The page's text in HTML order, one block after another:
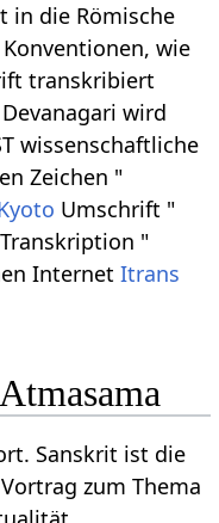
in die Römische
wie
transkribiert
wird
wissenschaftliche
Zeichen "
Umschrift "
Transkription "
InternetItrans
Sanskrit ist die
zum Thema